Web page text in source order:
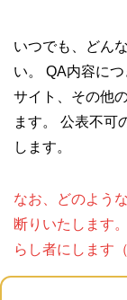
いつでも、どん
い。
QA内容に
サイト、その他
ます。 公表不可
します。
なお、どのよう
断りいたします
らし者にします（